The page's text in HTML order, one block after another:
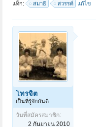
แท็ก: สมาธิ สวรรค์ แก้ไข
โทรจิต
เป็นที่รู้จักกันดี
วันที่สมัครสมาชิก:
2 กันยายน 2010